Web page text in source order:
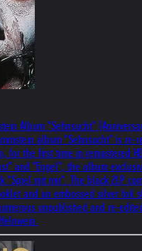
Album "Sehnsucht"
album "Sehnsucht" is re-
for the first time in remastered
and "Engel", the album
"Spiel mit mir". The black 2LP
and an embossed silver foil
unpublished and re-